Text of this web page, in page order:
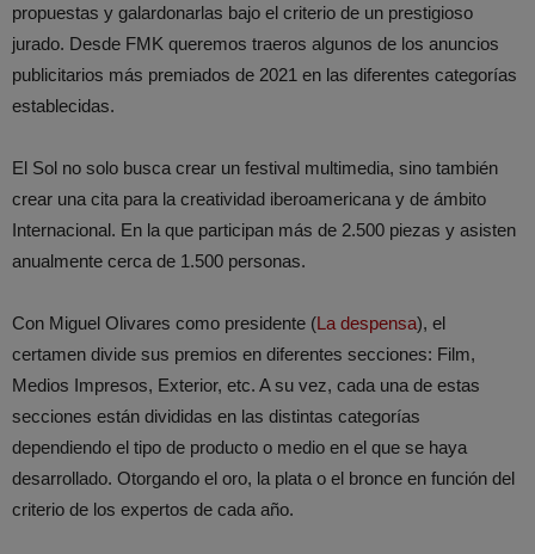
propuestas y galardonarlas bajo el criterio de un prestigioso
jurado. Desde FMK queremos traeros algunos de los anuncios
publicitarios más premiados de 2021 en las diferentes categorías
establecidas.
El Sol no solo busca crear un festival multimedia, sino también
crear una cita para la creatividad iberoamericana y de ámbito
Internacional. En la que participan más de 2.500 piezas y asisten
anualmente cerca de 1.500 personas.
Con Miguel Olivares como presidente (La despensa), el
certamen divide sus premios en diferentes secciones: Film,
Medios Impresos, Exterior, etc. A su vez, cada una de estas
secciones están divididas en las distintas categorías
dependiendo el tipo de producto o medio en el que se haya
desarrollado. Otorgando el oro, la plata o el bronce en función del
criterio de los expertos de cada año.